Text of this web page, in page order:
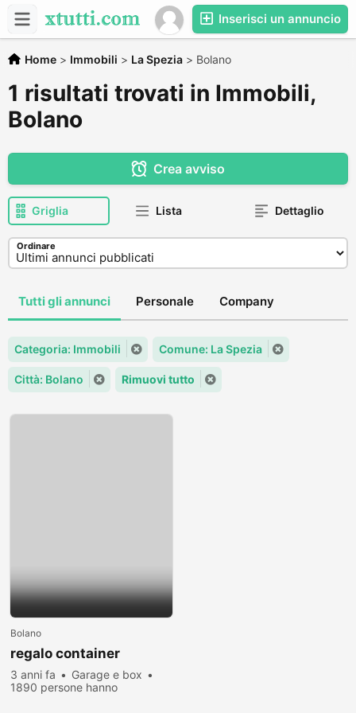
Inserisci un annuncio
Home > Immobili > La Spezia > Bolano
1 risultati trovati in Immobili,
Bolano
Crea avviso
Griglia Lista Dettaglio
Ordinare
Tutti gli annunci Personale Company
Categoria: Immobili Comune: La Spezia
Città: Bolano Rimuovi tutto
Bolano
regalo container
3 anni fa
Garage e box
1890 persone hanno